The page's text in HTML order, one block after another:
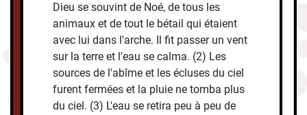
Dieu se souvint de Noé, de tous les
animaux et de tout le bétail qui étaient
avec lui dans l'arche. Il fit passer un vent
sur la terre et l'eau se calma. (2) Les
sources de l'abîme et les écluses du ciel
furent fermées et la pluie ne tomba plus
du ciel. (3) L'eau se retira peu à peu de